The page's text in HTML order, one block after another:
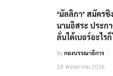
‘มัลลิกา’ สมัคร
นามอิสระ ประก
ลั่นได้เบอร์อะไร
Byกองบรรณาธิการ
28 พฤษภาคม 2026